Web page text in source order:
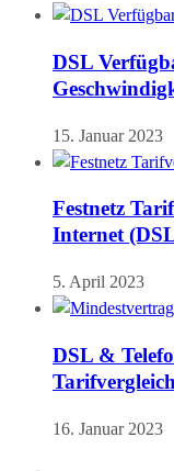
DSL
15. Januar 2023
Festnetz
Internet
5. April 2023
DSL &
Tarifvergleich
16. Januar 2023